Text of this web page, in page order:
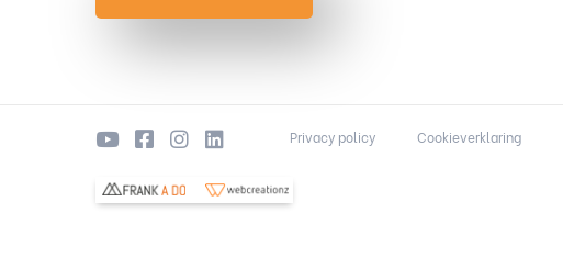
Privacy policy Cookieverklaring